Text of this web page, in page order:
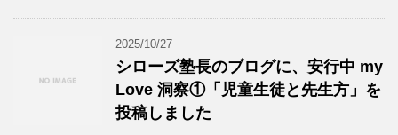
2025/10/27
シローズ塾長のブログに、安行中 my
Love 洞察①「児童生徒と先生方」を
投稿しました